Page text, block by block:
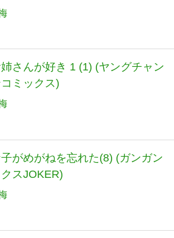
さんが好き 1 (1) (ヤングチャン
ミックス)
がめがねを忘れた(8) (ガンガン
スJOKER)